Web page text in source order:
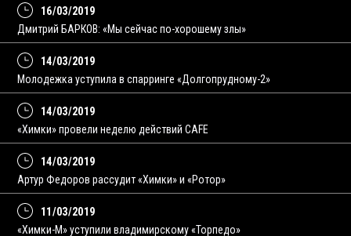
16/03/2019
Дмитрий БАРКОВ: «Мы сейчас по-хорошему злы»
14/03/2019
Молодежка уступила в спарринге «Долгопрудному-2»
14/03/2019
«Химки» провели неделю действий CAFE
14/03/2019
Артур Федоров рассудит «Химки» и «Ротор»
11/03/2019
«Химки-М» уступили владимирскому «Торпедо»